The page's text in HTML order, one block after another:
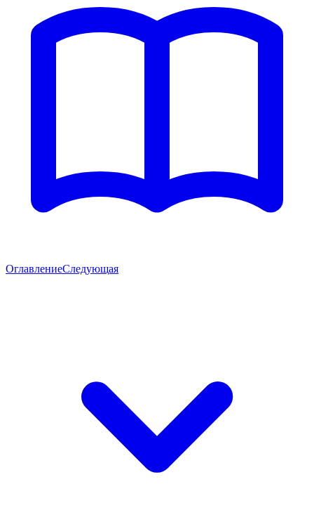
ОглавлениеСледующая